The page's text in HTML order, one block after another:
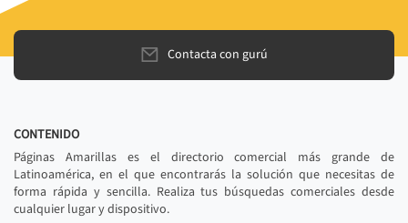
Contacta con gurú
CONTENIDO
Páginas Amarillas es el directorio comercial más grande de
Latinoamérica, en el que encontrarás la solución que necesitas de
forma rápida y sencilla. Realiza tus búsquedas comerciales desde
cualquier lugar y dispositivo.